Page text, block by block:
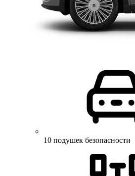
10 подушек безопасности